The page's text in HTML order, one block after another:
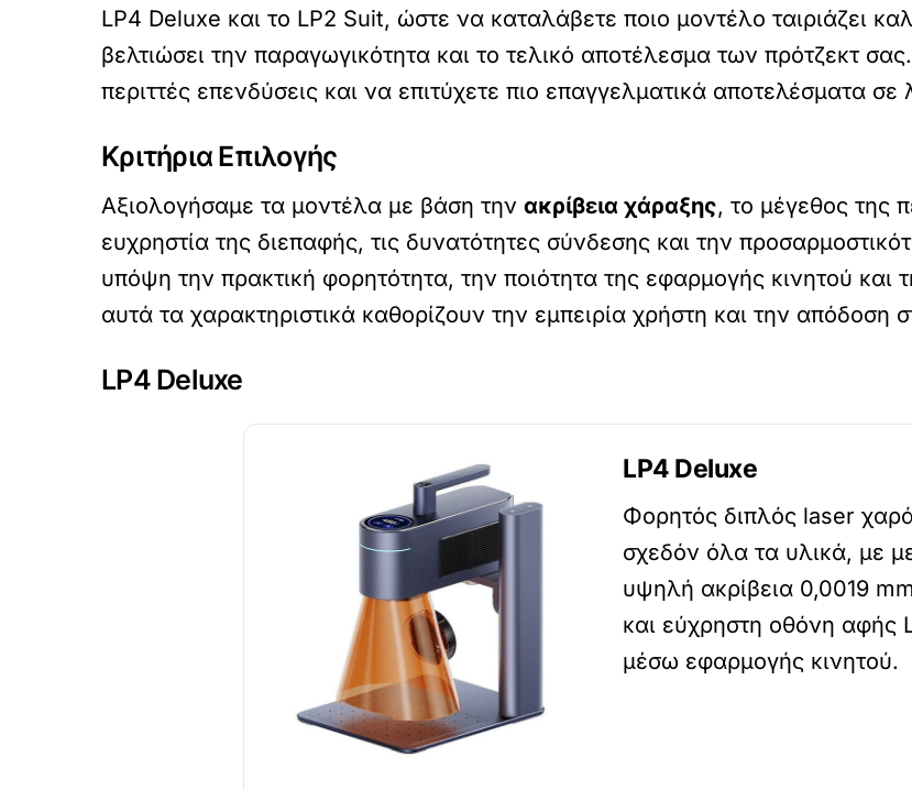
LP4 Deluxe και το LP2 Suit, ώστε να καταλάβετε ποιο μοντέλο ταιριάζει
βελτιώσει την παραγωγικότητα και το τελικό αποτέλεσμα των πρότζεκτ
περιττές επενδύσεις και να επιτύχετε πιο επαγγελματικά αποτελέσματα σε
Κριτήρια Επιλογής
Αξιολογήσαμε τα μοντέλα με βάση την ακρίβεια χάραξης, το μέγεθος της
ευχρηστία της διεπαφής, τις δυνατότητες σύνδεσης και την
υπόψη την πρακτική φορητότητα, την ποιότητα της εφαρμογής κινητού και
αυτά τα χαρακτηριστικά καθορίζουν την εμπειρία χρήστη και την απόδοση
LP4 Deluxe
LP4 Deluxe
Φορητός διπλός laser
σχεδόν όλα τα υλικά, με
υψηλή ακρίβεια 0,0019
και εύχρηστη οθόνη αφής
μέσω εφαρμογής κινητού.